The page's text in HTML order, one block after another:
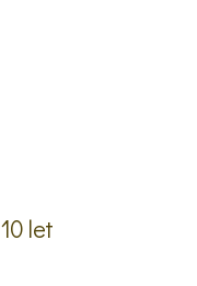
10 let